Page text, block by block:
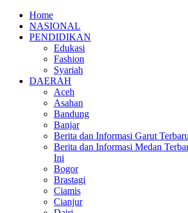
Home
NASIONAL
PENDIDIKAN
Edukasi
Fashion
Syariah
DAERAH
Aceh
Asahan
Bandung
Banjar
Berita dan Informasi Garut
Berita dan Informasi Medan
Ini
Bogor
Brastagi
Ciamis
Cianjur